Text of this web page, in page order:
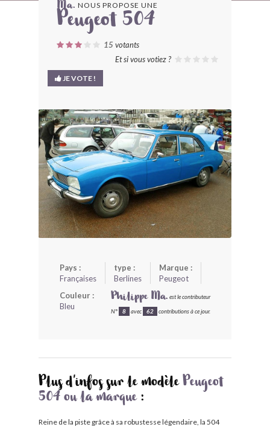
ARCHIVES
LES CONTRIBUTEURS
LE BLOG
BONJOURLAVIEILLE ?
MODÈLES ET MARQUES
COMMENT FONCTIONNE BLV ?
Ma. NOUS PROPOSE UNE
Peugeot 504
15 votants
Et si vous votiez ?
JE VOTE !
Pays :
Françaises
type :
Berlines
Marque :
Peugeot
Couleur :
Bleu
Philippe Ma. est le contributeur
N° 8 avec 62 contributions à ce jour.
Plus d'infos sur le modèle Peugeot
504 ou la marque:
Reine de la piste grâce à sa robustesse légendaire, la 504